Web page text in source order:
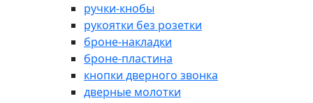
ручки-кнобы
рукоятки без розетки
броне-накладки
броне-пластина
кнопки дверного звонка
дверные молотки